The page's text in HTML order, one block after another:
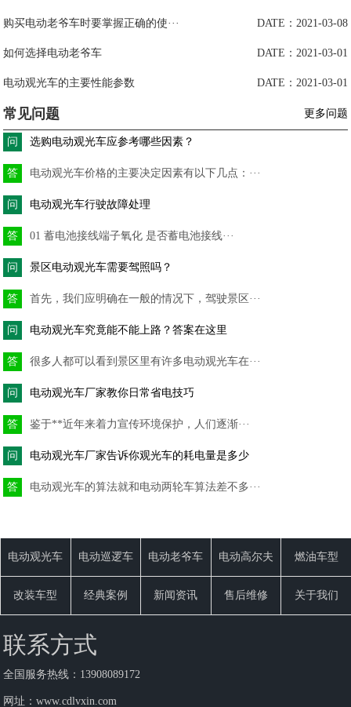
购买电动老爷车时要掌握正确的使··· DATE：2021-03-08
如何选择电动老爷车 DATE：2021-03-01
电动观光车的主要性能参数 DATE：2021-03-01
常见问题 更多问题
问 选购电动观光车应参考哪些因素？
答 电动观光车价格的主要决定因素有以下几点：···
问 电动观光车行驶故障处理
答 01 蓄电池接线端子氧化 是否蓄电池接线···
问 景区电动观光车需要驾照吗？
答 首先，我们应明确在一般的情况下，驾驶景区···
问 电动观光车究竟能不能上路？答案在这里
答 很多人都可以看到景区里有许多电动观光车在···
问 电动观光车厂家教你日常省电技巧
答 鉴于**近年来着力宣传环境保护，人们逐渐···
问 电动观光车厂家告诉你观光车的耗电量是多少
答 电动观光车的算法就和电动两轮车算法差不多···
电动观光车 电动巡逻车 电动老爷车 电动高尔夫 燃油车型
改装车型 经典案例 新闻资讯 售后维修 关于我们
联系方式
全国服务热线： 13908089172
网址：www.cdlvxin.com